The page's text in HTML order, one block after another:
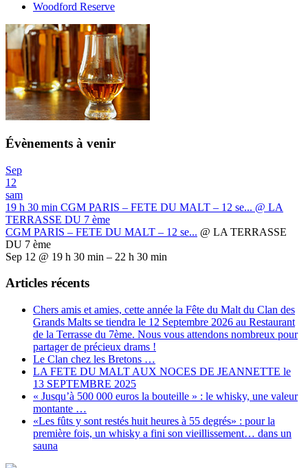
Woodford Reserve
Évènements à venir
Sep
12
sam
19 h 30 min CGM PARIS – FETE DU MALT – 12 se... @ LA
TERRASSE DU 7 ème
CGM PARIS – FETE DU MALT – 12 se... @ LA TERRASSE
DU 7 ème
Sep 12 @ 19 h 30 min – 22 h 30 min
Articles récents
Chers amis et amies, cette année la Fête du Malt du Clan des
Grands Malts se tiendra le 12 Septembre 2026 au Restaurant
de la Terrasse du 7ème. Nous vous attendons nombreux pour
partager de précieux drams !
Le Clan chez les Bretons …
LA FETE DU MALT AUX NOCES DE JEANNETTE le
13 SEPTEMBRE 2025
« Jusqu’à 500 000 euros la bouteille » : le whisky, une valeur
montante …
«Les fûts y sont restés huit heures à 55 degrés» : pour la
première fois, un whisky a fini son vieillissement… dans un
sauna